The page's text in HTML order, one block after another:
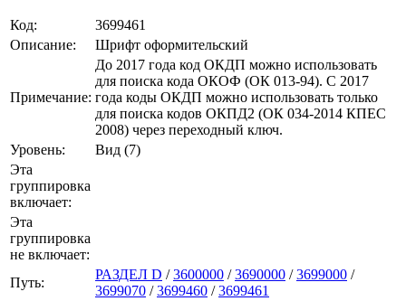
Код:
3699461
Описание:
Шрифт оформительский
Примечание:
До 2017 года код ОКДП можно использовать
для поиска кода ОКОФ (ОК 013-94). C 2017
года коды ОКДП можно использовать только
для поиска кодов ОКПД2 (ОК 034-2014 КПЕС
2008) через переходный ключ.
Уровень:
Вид (7)
Эта
группировка
включает:
Эта
группировка
не включает:
Путь:
РАЗДЕЛ D /3600000 /3690000 /3699000 /
3699070 /3699460 /3699461